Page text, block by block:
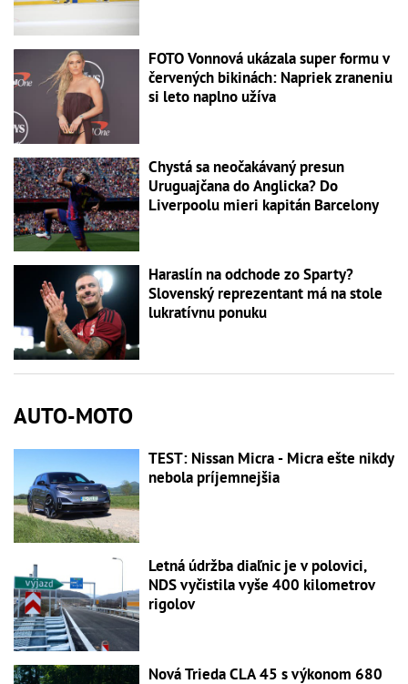
FOTO Vonnová ukázala super formu v
červených bikinách: Napriek zraneniu
si leto naplno užíva
Chystá sa neočakávaný presun
Uruguajčana do Anglicka? Do
Liverpoolu mieri kapitán Barcelony
Haraslín na odchode zo Sparty?
Slovenský reprezentant má na stole
lukratívnu ponuku
AUTO-MOTO
TEST: Nissan Micra - Micra ešte nikdy
nebola príjemnejšia
Letná údržba diaľnic je v polovici,
NDS vyčistila vyše 400 kilometrov
rigolov
Nová Trieda CLA 45 s výkonom 680